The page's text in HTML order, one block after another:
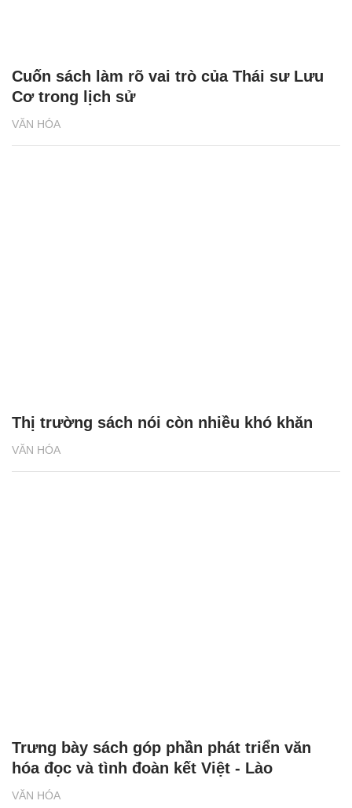
VĂN HÓA
Cuốn sách làm rõ vai trò của Thái sư Lưu
Cơ trong lịch sử
VĂN HÓA
Thị trường sách nói còn nhiều khó khăn
VĂN HÓA
Trưng bày sách góp phần phát triển văn
hóa đọc và tình đoàn kết Việt - Lào